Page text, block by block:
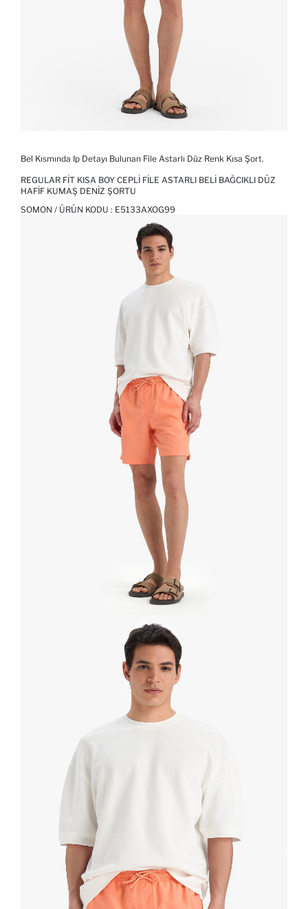
Bel Kısmında Ip Detayı Bulunan File Astarlı Düz Renk Kısa Şort.
REGULAR FIT KISA BOY CEPLI FILE ASTARLI BELI BAĞCIKLI DÜZ
HAFIF KUMAŞ DENIZ ŞORTU
SOMON / ÜRÜN KODU : E5133AXOG99